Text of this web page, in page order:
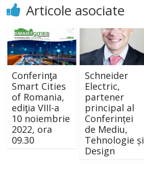
Articole asociate
Conferinƫa
Smart Cities
of Romania,
ediƫia VIII-a
10 noiembrie
2022, ora
09.30
Schneider
Electric,
partener
principal al
Conferinței
de Mediu,
Tehnologie și
Design